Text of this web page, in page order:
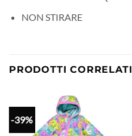
NON STIRARE
PRODOTTI CORRELATI
-39%